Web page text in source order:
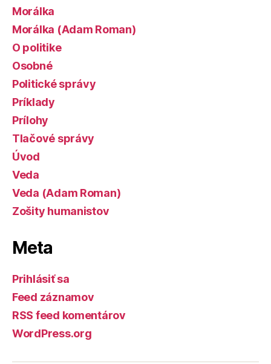
Morálka
Morálka (Adam Roman)
O politike
Osobné
Politické správy
Príklady
Prílohy
Tlačové správy
Úvod
Veda
Veda (Adam Roman)
Zošity humanistov
Meta
Prihlásiť sa
Feed záznamov
RSS feed komentárov
WordPress.org